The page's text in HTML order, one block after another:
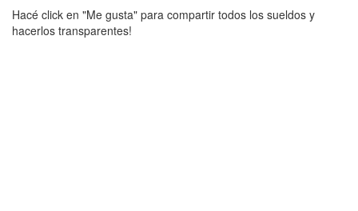
Hacé click en "Me gusta" para compartir todos los sueldos y
hacerlos transparentes!